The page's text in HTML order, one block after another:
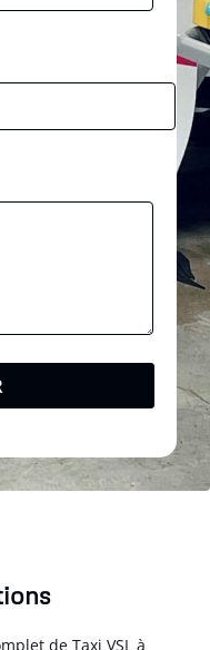
de Taxi VSL à